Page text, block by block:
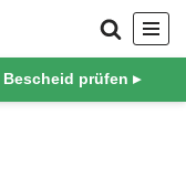
Bescheid prüfen ▸